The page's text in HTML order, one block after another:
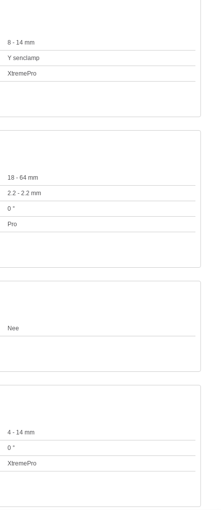
8 - 14 mm
Y senclamp
XtremePro
18 - 64 mm
2.2 - 2.2 mm
0 °
Pro
Nee
4 - 14 mm
0 °
XtremePro